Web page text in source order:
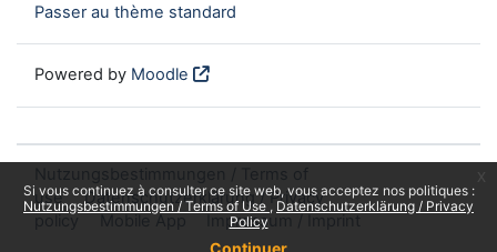
Si vous continuez à consulter ce site web, vous acceptez nos politiques :
Nutzungsbestimmungen / Terms of Use
Datenschutzerklärung / Privacy
Policy
Continuer
Passer au thème standard
Powered by Moodle
use
Datenschutzerklärung / Privacy
policy
Mobile App Impressum / Imprint